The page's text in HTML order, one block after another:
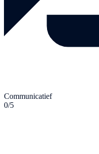
Communicatief
0/5